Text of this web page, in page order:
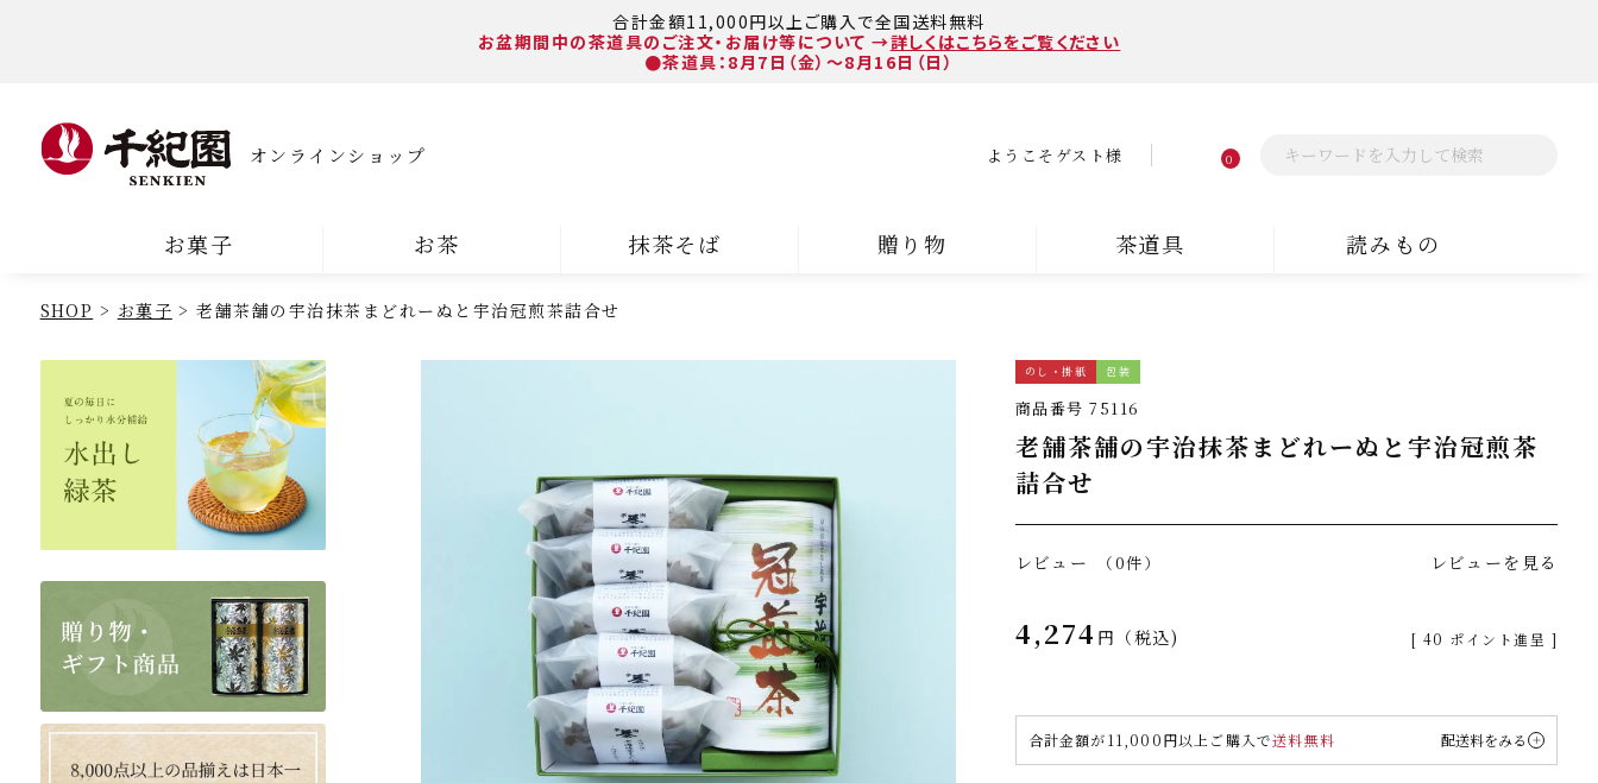
合計金額11,000円以上ご購入で全国送料無料
お盆期間中の茶道具のご注文・お届け等について →詳しくはこちらをご覧ください
●茶道具：8月7日（金）～8月16日（日）
オンラインショップ ようこそゲスト様 0
お菓子 お茶 抹茶そば 贈り物 茶道具 読みもの
SHOP お菓子 老舗茶舗の宇治抹茶まどれーぬと宇治冠煎茶詰合せ
のし・掛紙 包装
商品番号 75116
老舗茶舗の宇治抹茶まどれーぬと宇治冠煎茶
詰合せ
レビュー （0件） レビューを見る
4,274 税込 [ 40 ポイント進呈 ]
合計金額が11,000円以上ご購入で送料無料 配送料をみる